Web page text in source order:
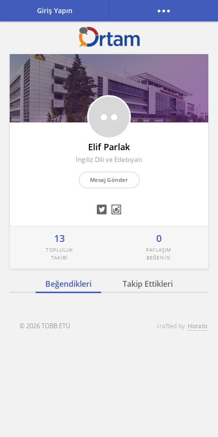
Elif Parlak
İngiliz Dili ve Edebiyatı
Mesaj Gönder
13
TOPLULUK
TAKİBİ
0
PAYLAŞIM
BEĞENİSİ
Beğendikleri Takip Ettikleri
Giriş Yapın
© 2026 TOBB ETÜ crafted by Horato